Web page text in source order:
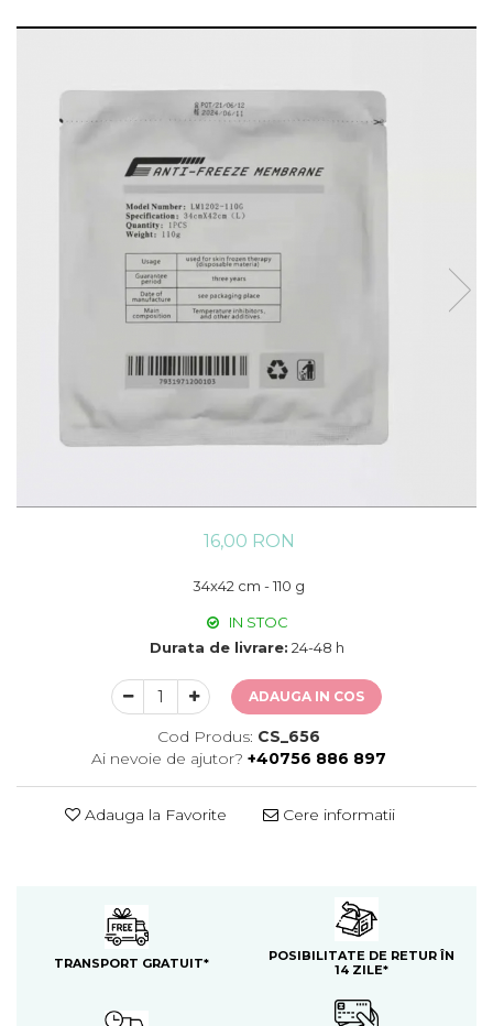
16,00 RON
34x42 cm - 110 g
IN STOC
Durata de livrare: 24-48 h
ADAUGA IN COS
Cod Produs: CS_656
Ai nevoie de ajutor? +40756 886 897
Adauga la Favorite Cere informatii
TRANSPORT GRATUIT*
POSIBILITATE DE RETUR ÎN
14 ZILE*